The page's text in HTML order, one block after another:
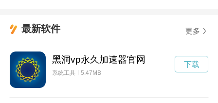
最新软件 更多
黑洞vp永久加速器官网
系统工具 5.47MB
下载